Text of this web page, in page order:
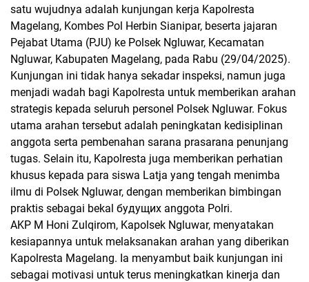
satu wujudnya adalah kunjungan kerja Kapolresta
Magelang, Kombes Pol Herbin Sianipar, beserta jajaran
Pejabat Utama (PJU) ke Polsek Ngluwar, Kecamatan
Ngluwar, Kabupaten Magelang, pada Rabu (29/04/2025).
Kunjungan ini tidak hanya sekadar inspeksi, namun juga
menjadi wadah bagi Kapolresta untuk memberikan arahan
strategis kepada seluruh personel Polsek Ngluwar. Fokus
utama arahan tersebut adalah peningkatan kedisiplinan
anggota serta pembenahan sarana prasarana penunjang
tugas. Selain itu, Kapolresta juga memberikan perhatian
khusus kepada para siswa Latja yang tengah menimba
ilmu di Polsek Ngluwar, dengan memberikan bimbingan
praktis sebagai bekal будущих anggota Polri.
AKP M Honi Zulqirom, Kapolsek Ngluwar, menyatakan
kesiapannya untuk melaksanakan arahan yang diberikan
Kapolresta Magelang. Ia menyambut baik kunjungan ini
sebagai motivasi untuk terus meningkatkan kinerja dan